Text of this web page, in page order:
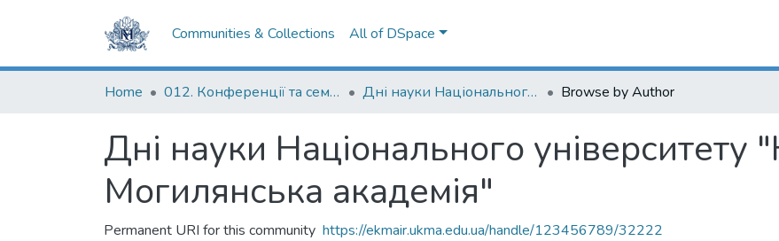
Communities & Collections All of DSpace
Home 012. Конференції та семінари НаУКМА Дні науки Національного університету "Києво-Могилянська академія" Browse by Author
Дні науки Національного університету
Могилянська академія"
Permanent URI for this community https://ekmair.ukma.edu.ua/handle/123456789/32222